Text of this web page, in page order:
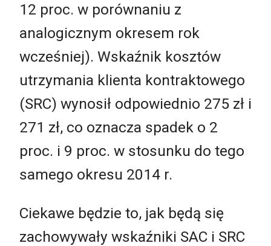
12 proc. w porównaniu z
analogicznym okresem rok
wcześniej). Wskaźnik kosztów
utrzymania klienta kontraktowego
(SRC) wynosił odpowiednio 275 zł i
271 zł, co oznacza spadek o 2
proc. i 9 proc. w stosunku do tego
samego okresu 2014 r.
Ciekawe będzie to, jak będą się
zachowywały wskaźniki SAC i SRC